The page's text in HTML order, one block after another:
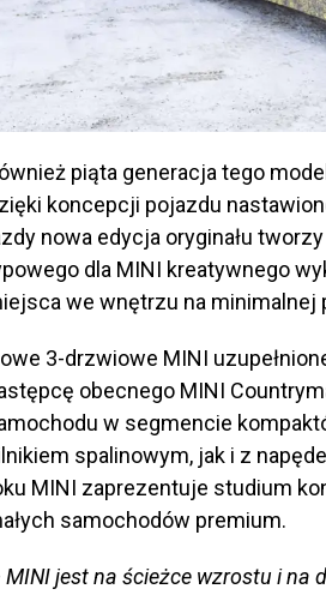
piąta generacja tego
koncepcji pojazdu
nowa edycja oryginału
dla MINI kreatywnego
we wnętrzu na minimalnej
3-drzwiowe MINI
obecnego MINI
w segmencie
spalinowym, jak i z
MINI zaprezentuje studium
samochodów premium.
MINI jest na ścieżce wzrostu i na